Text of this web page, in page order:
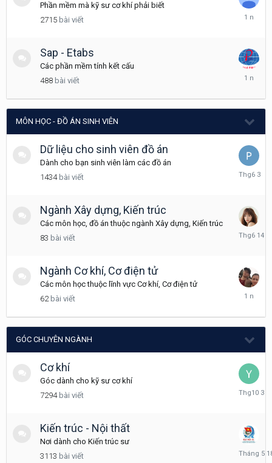
Phần mềm mà kỹ sư cơ khí phải biết
2715 bài viết
Tháng
2025
Sap - Etabs
Các phần mềm tính kết cấu
488 bài viết
Tháng
8,
2025
MÔN HỌC - ĐỒ ÁN SINH VIÊN
Dữ liệu cho sinh viên đồ án
Dành cho bạn sinh viên làm các đồ án
1434 bài viết
Tháng
Ngành Xây dựng, Kiến trúc
Các môn học, đồ án thuộc ngành Xây dựng, Kiến trúc
83 bài viết
Tháng
Ngành Cơ khí, Cơ điện tử
Các môn học thuộc lĩnh vực Cơ khí, Cơ điện tử
62 bài viết
Tháng
20,
2025
GÓC CHUYÊN NGÀNH
Cơ khí
Góc dành cho kỹ sư cơ khí
7294 bài viết
Tháng
Kiến trúc - Nội thất
Nơi dành cho Kiến trúc sư
3113 bài viết
Tháng